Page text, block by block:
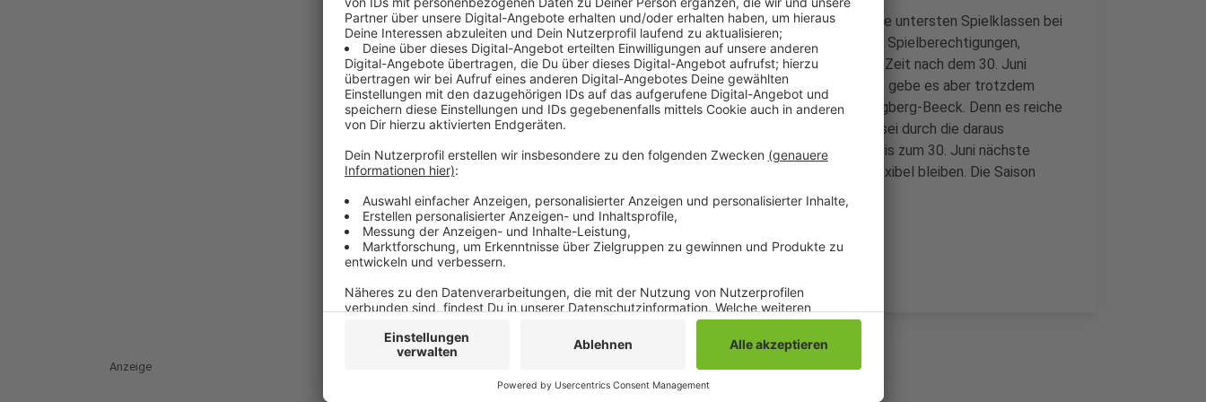
Erstmals in der Geschichte kann die Saison von der 3. Liga bis in die untersten Spielklassen bei
Bedarf über den 30. Juni hinaus verlängert werden. Regelungen zu Spielberechtigungen,
Wechselfristen und Verträge mit Spielern können deshalb auf die Zeit nach dem 30. Juni
angepasst werden. Das sei erstmal ein positives Signal, Probleme gebe es aber trotzdem
noch genug, so Thomas Klingen, der Geschäftsführer vom FC Wegberg-Beeck. Denn es reiche
zum Beispiel schon ein Corona-Fall in einem Team und die Saison sei durch die daraus
resultierende Quarantänezeit gefährdet. Die Änderungen gelten bis zum 30. Juni nächste
Jahres. So soll auch in der kommenden Saison der Spielbetrieb flexibel bleiben. Die Saison
2021/2022 könnte dann wieder regulär stattfinden.
Anzeige
Anzeige